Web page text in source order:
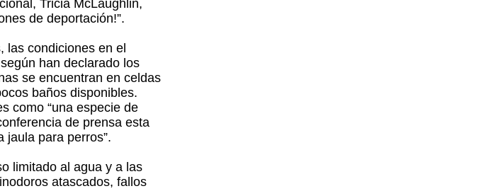
Tricia McLaughlin,
de deportación!”.
las condiciones en el
han declarado los
se encuentran en celdas
baños disponibles.
como “una especie de
de prensa esta
jaula para perros”.
limitado al agua y a las
atascados, fallos